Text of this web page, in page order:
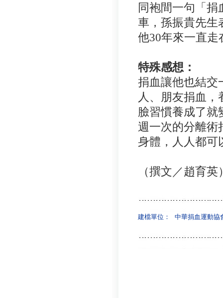
同袍間一句「捐
車，孫振貴先生
他30年來一直
特殊感想：
捐血讓他也結交
人、朋友捐血
臉習慣養成了就
週一次的分離術
身體，人人都可
（撰文／趙育英
建檔單位： 中華捐血運動協